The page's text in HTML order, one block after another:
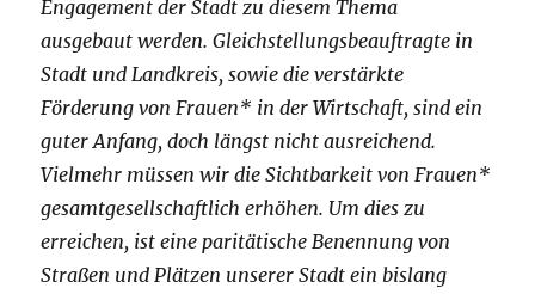
Engagement der Stadt zu diesem Thema
ausgebaut werden. Gleichstellungsbeauftragte in
Stadt und Landkreis, sowie die verstärkte
Förderung von Frauen* in der Wirtschaft, sind ein
guter Anfang, doch längst nicht ausreichend.
Vielmehr müssen wir die Sichtbarkeit von Frauen*
gesamtgesellschaftlich erhöhen. Um dies zu
erreichen, ist eine paritätische Benennung von
Straßen und Plätzen unserer Stadt ein bislang